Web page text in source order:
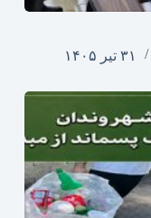
۳۱ تیر ۱۴۰۵